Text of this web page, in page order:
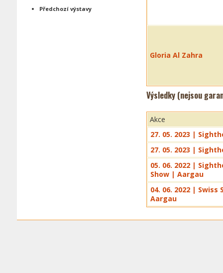
Gloria Al Zahra
Výsledky (nejsou
Akce
27. 05. 2023 |
27. 05. 2023 |
05. 06. 2022 |
Show | Aargau
04. 06. 2022 |
Aargau
Předchozí výstavy